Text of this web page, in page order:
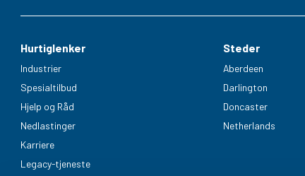
Hurtiglenker
Industrier
Spesialtilbud
Hjelp og Råd
Nedlastinger
Karriere
Legacy-tjeneste
Steder
Aberdeen
Darlington
Doncaster
Netherlands